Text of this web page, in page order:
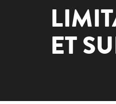
ET